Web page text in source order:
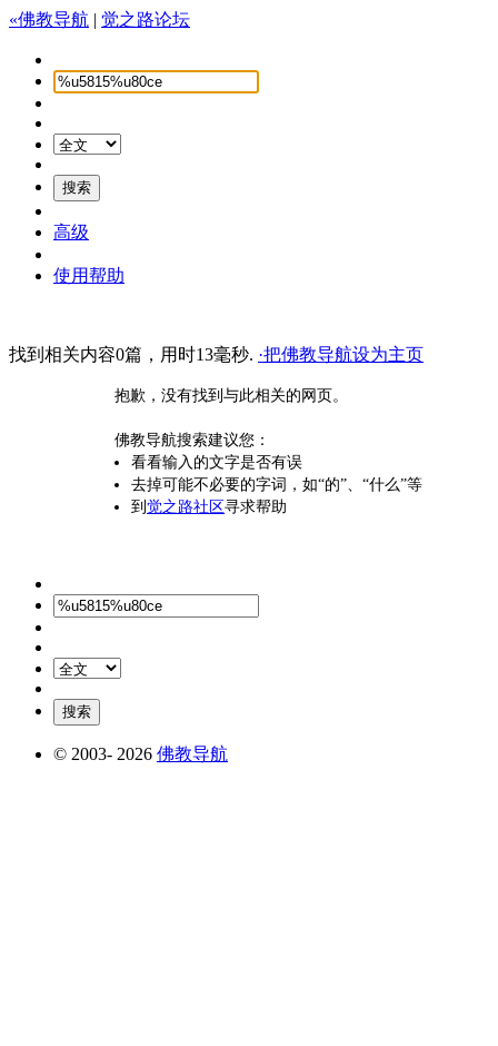
«佛教导航 | 觉之路论坛
高级
使用帮助
找到相关内容0篇，用时13毫秒. ·把佛教导航设为主页
抱歉，没有找到与此相关的网页。
佛教导航搜索建议您：
看看输入的文字是否有误
去掉可能不必要的字词，如“的”、“什么”等
到 觉之路社区寻求帮助
© 2003- 2026 佛教导航